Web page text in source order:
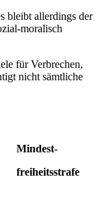
bleibt allerdings der
moralisch
für Verbrechen,
nicht sämtliche
Mindest-
freiheitsstrafe